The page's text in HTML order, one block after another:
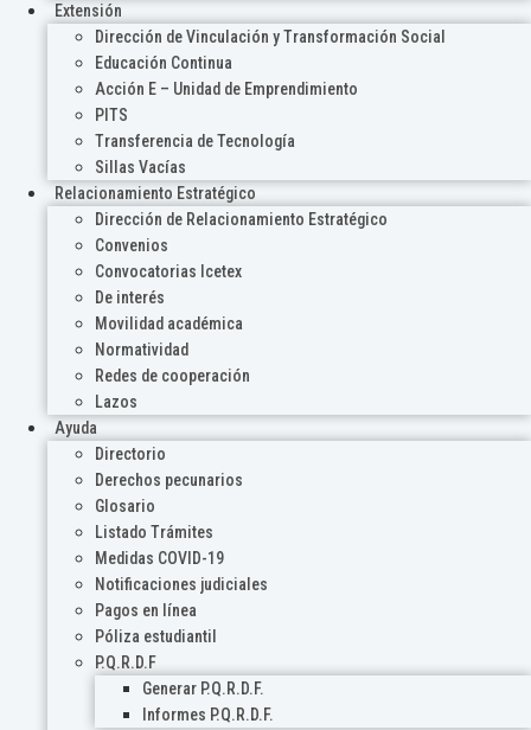
Extensión
Dirección de Vinculación y Transformación Social
Educación Continua
Acción E – Unidad de Emprendimiento
PITS
Transferencia de Tecnología
Sillas Vacías
Relacionamiento Estratégico
Dirección de Relacionamiento Estratégico
Convenios
Convocatorias Icetex
De interés
Movilidad académica
Normatividad
Redes de cooperación
Lazos
Ayuda
Directorio
Derechos pecunarios
Glosario
Listado Trámites
Medidas COVID-19
Notificaciones judiciales
Pagos en línea
Póliza estudiantil
P.Q.R.D.F
Generar P.Q.R.D.F.
Informes P.Q.R.D.F.